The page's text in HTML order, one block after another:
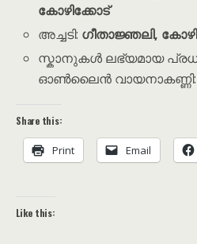
കോഴിക്കോട്
അച്ചടി: ഗീതാജ്ഞലി,
സ്കാനുകൾ ലഭ്യമായ
ഓൺലൈൻ വായനാകണ്ണി:
Share this:
Print Email
Like this: